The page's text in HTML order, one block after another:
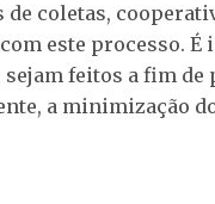
coletas,
este processo.
feitos a fim
a minimização